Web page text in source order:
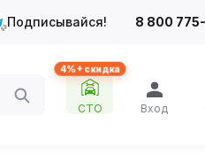
Подписывайся! 8 800
4%+ скидка
СТО Вход